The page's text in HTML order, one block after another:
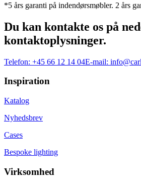
*5 års garanti på indendørsmøbler. 2 års
Du kan kontakte os på
kontaktoplysninger.
Telefon: +45 66 12 14 04E-mail:
Inspiration
Katalog
Nyhedsbrev
Cases
Bespoke lighting
Virksomhed